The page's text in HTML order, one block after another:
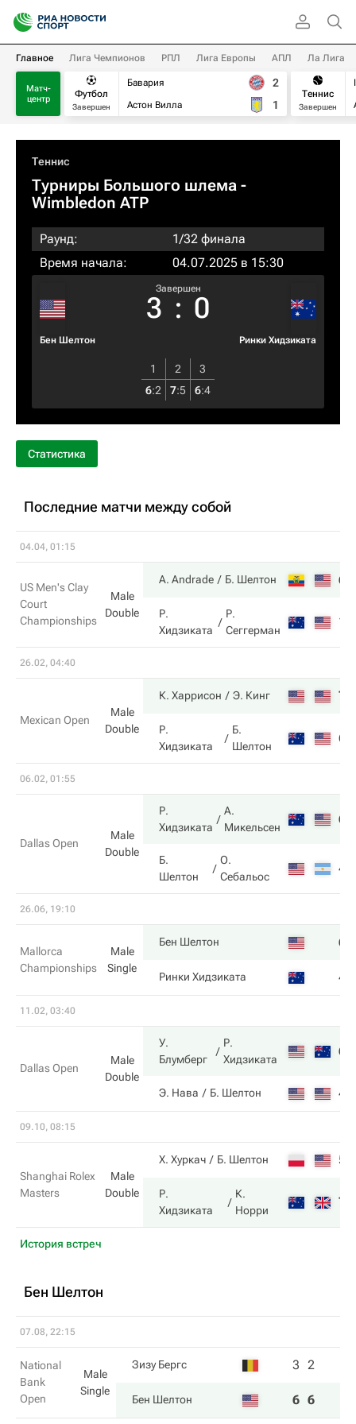
Главное Лига Чемпионов РПЛ Лига Европы АПЛ Ла Лига
Матч-
центр
Футбол
Завершен
Бавария
Астон Вилла
2
1
Теннис
Завершен
Теннис
Турниры Большого шлема -
Wimbledon ATP
Раунд:
1/32 финала
Время начала:
04.07.2025 в 15:30
Бен Шелтон
Завершен
3 : 0
Ринки Хидзиката
1 2
3
6:2 7:5 6:4
Статистика
Последние матчи между собой
04.04, 01:15
US Men's Clay
Court
Championships
Male
Double
A. Andrade Б. Шелтон 6
Р.
Хидзиката
Р.
Сеггерман
1
26.02, 04:40
Mexican Open
Male
Double
К. Харрисон Э. Кинг 7
Р.
Хидзиката
Б.
Шелтон
6
06.02, 01:55
Dallas Open
Male
Double
Р.
Хидзиката
А.
Микельсен
6
Б.
Шелтон
О.
Себальос
4
26.06, 19:10
Mallorca
Championships
Male
Single
Бен Шелтон 6
Ринки Хидзиката 4
11.02, 03:40
Dallas Open
Male
Double
У.
Блумберг
Р.
Хидзиката
6
Э. Нава Б. Шелтон 4
09.10, 08:15
Shanghai Rolex
Masters
Male
Double
Х. Хуркач Б. Шелтон 5
Р.
Хидзиката
К.
Норри
7
История встреч
Бен Шелтон
07.08, 22:15
National
Bank
Open
Male
Single
Зизу Бергс 3 2
Бен Шелтон 6 6